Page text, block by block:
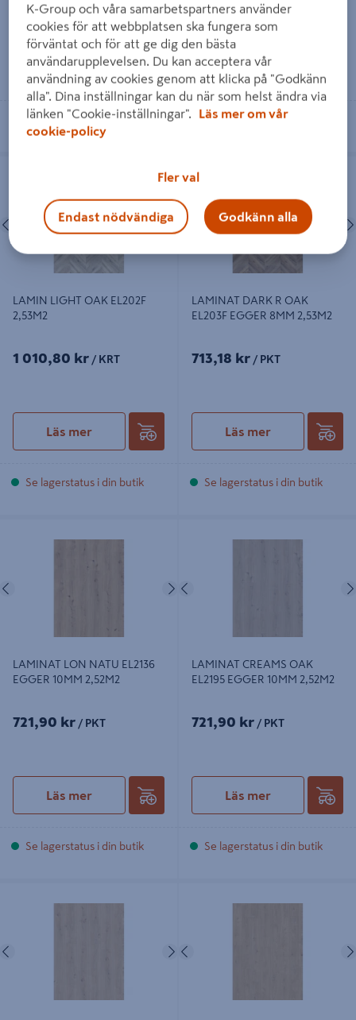
Läs mer
Se lagerstatus i din butik
Läs mer
Se lagerstatus i din butik
Föregående Nästa
LAMIN LIGHT OAK EL202F
2,53M2
1 010,80 kr / KRT
Läs mer
Se lagerstatus i din butik
EGGER 8MM 2,53M2
Föregående
LAMINAT DARK R OAK
EL203F EGGER 8MM 2,53M2
713,18 kr / PKT
Läs mer
Se lagerstatus i din butik
EGGER 10MM 2,52M2
Nästa
LAMINAT LON NATU EL2136
EGGER 10MM 2,52M2
721,90 kr / PKT
Läs mer
Se lagerstatus i din butik
EGGER 10MM 2,52M2
LAMINAT CREAMS OAK
EL2195 EGGER 10MM 2,52M2
721,90 kr / PKT
Läs mer
Se lagerstatus i din butik
EGGER 10MM 2,52M2
Nästa
K-Group och våra samarbetspartners använder
cookies för att webbplatsen ska fungera som
förväntat och för att ge dig den bästa
användarupplevelsen. Du kan acceptera vår
användning av cookies genom att klicka på "Godkänn
alla". Dina inställningar kan du när som helst ändra via
länken "Cookie-inställningar".
Läs mer om vår
cookie-policy
Fler val
Endast nödvändiga Godkänn alla